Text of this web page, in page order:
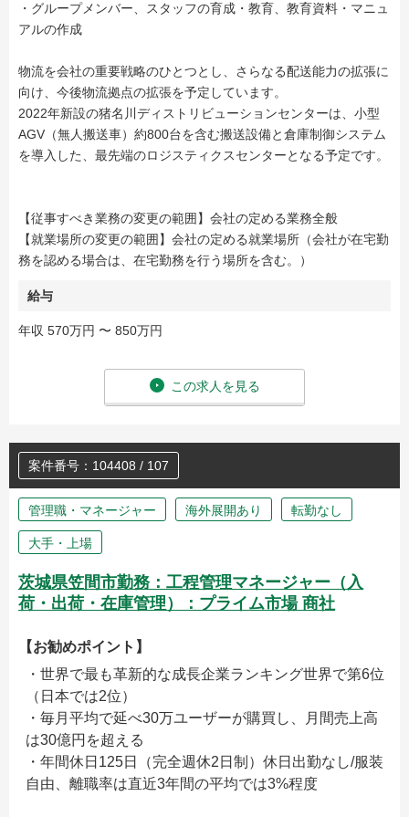
・グループメンバー、スタッフの育成・教育、教育資料・マニュ
アルの作成
物流を会社の重要戦略のひとつとし、さらなる配送能力の拡張に
向け、今後物流拠点の拡張を予定しています。
2022年新設の猪名川ディストリビューションセンターは、小型
AGV（無人搬送車）約800台を含む搬送設備と倉庫制御システム
を導入した、最先端のロジスティクスセンターとなる予定です。
【従事すべき業務の変更の範囲】会社の定める業務全般
【就業場所の変更の範囲】会社の定める就業場所（会社が在宅勤
務を認める場合は、在宅勤務を行う場所を含む。）
給与
年収 570万円 〜 850万円
この求人を見る
案件番号：104408 / 107
管理職・マネージャー 海外展開あり 転勤なし
大手・上場
茨城県笠間市勤務：工程管理マネージャー（入
荷・出荷・在庫管理）：プライム市場 商社
【お勧めポイント】
・世界で最も革新的な成長企業ランキング世界で第6位
（日本では2位）
・毎月平均で延べ30万ユーザーが購買し、月間売上高
は30億円を超える
・年間休日125日（完全週休2日制）休日出勤なし/服装
自由、離職率は直近3年間の平均では3%程度